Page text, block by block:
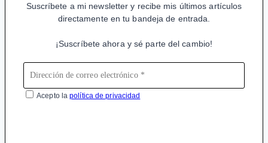
Suscríbete a mi newsletter y recibe mis últimos artículos
directamente en tu bandeja de entrada.
¡Suscríbete ahora y sé parte del cambio!
Acepto lapolítica de privacidad